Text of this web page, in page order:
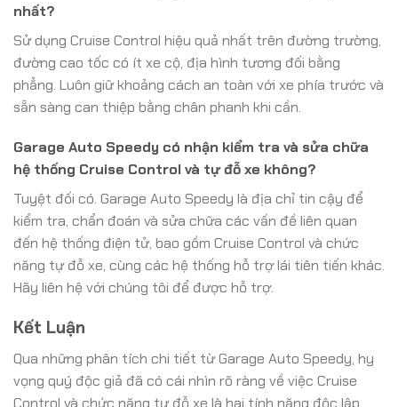
nhất?
Sử dụng Cruise Control hiệu quả nhất trên đường trường,
đường cao tốc có ít xe cộ, địa hình tương đối bằng
phẳng. Luôn giữ khoảng cách an toàn với xe phía trước và
sẵn sàng can thiệp bằng chân phanh khi cần.
Garage Auto Speedy có nhận kiểm tra và sửa chữa
hệ thống Cruise Control và tự đỗ xe không?
Tuyệt đối có. Garage Auto Speedy là địa chỉ tin cậy để
kiểm tra, chẩn đoán và sửa chữa các vấn đề liên quan
đến hệ thống điện tử, bao gồm Cruise Control và chức
năng tự đỗ xe, cùng các hệ thống hỗ trợ lái tiên tiến khác.
Hãy liên hệ với chúng tôi để được hỗ trợ.
Kết Luận
Qua những phân tích chi tiết từ Garage Auto Speedy, hy
vọng quý độc giả đã có cái nhìn rõ ràng về việc Cruise
Control và chức năng tự đỗ xe là hai tính năng độc lập,